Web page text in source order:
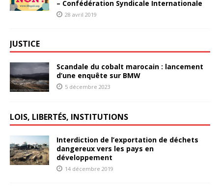
– Confédération Syndicale Internationale
28 avril 2019
JUSTICE
Scandale du cobalt marocain : lancement
d’une enquête sur BMW
5 décembre 2023
LOIS, LIBERTÉS, INSTITUTIONS
Interdiction de l’exportation de déchets
dangereux vers les pays en
développement
14 décembre 2019